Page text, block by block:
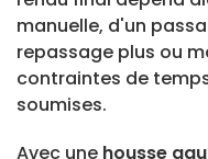
manuelle, d'un
repassage plus ou
contraintes de
soumises.
Avec une housse